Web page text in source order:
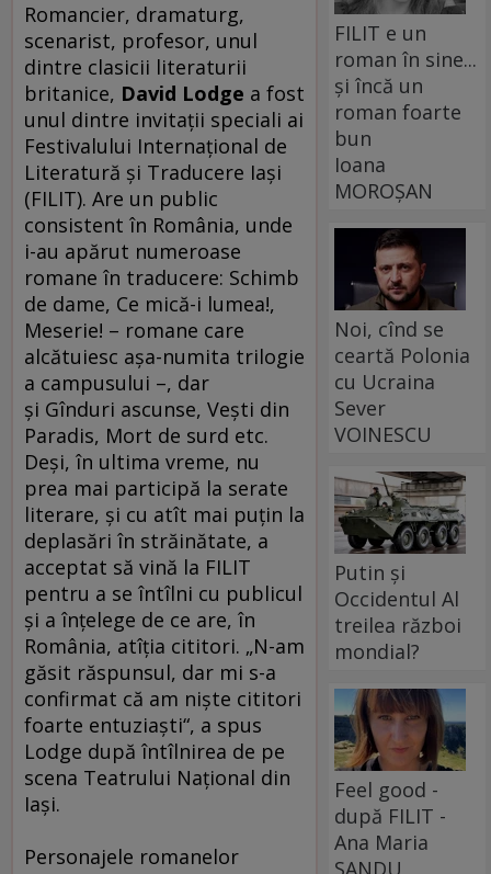
Romancier, dramaturg,
scenarist, profesor, unul
dintre clasicii literaturii
britanice, David Lodge a fost
unul dintre invitaţii speciali ai
Festivalului Internaţional de
Literatură şi Traducere Iaşi
(FILIT). Are un public
consistent în România, unde
i-au apărut numeroase
romane în traducere: Schimb
de dame, Ce mică-i lumea!,
Meserie! – romane care
alcătuiesc aşa-numita trilogie
a campusului –, dar
şi Gînduri ascunse, Veşti din
Paradis, Mort de surd etc.
Deşi, în ultima vreme, nu
prea mai participă la serate
literare, şi cu atît mai puţin la
deplasări în străinătate, a
acceptat să vină la FILIT
pentru a se întîlni cu publicul
şi a înţelege de ce are, în
România, atîţia cititori. „N-am
găsit răspunsul, dar mi s-a
confirmat că am nişte cititori
foarte entuziaşti“, a spus
Lodge după întîlnirea de pe
scena Teatrului Naţional din
Iaşi.
Personajele romanelor
FILIT e un
roman în sine...
și încă un
roman foarte
bun
Ioana
MOROȘAN
Noi, cînd se
ceartă Polonia
cu Ucraina
Sever
VOINESCU
Putin și
Occidentul Al
treilea război
mondial?
Feel good -
după FILIT -
Ana Maria
SANDU